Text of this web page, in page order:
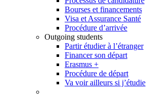
Bourses et financements
Visa et Assurance Santé
Procédure d’arrivée
Outgoing students
Partir étudier à l’étranger
Financer son départ
Erasmus +
Procédure de départ
Va voir ailleurs si j’étudie